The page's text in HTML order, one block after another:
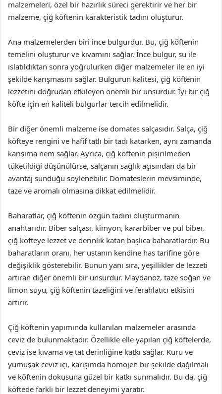
malzemeleri, özel bir hazırlık süreci gerektirir ve her bir
malzeme, çiğ köftenin karakteristik tadını oluşturur.
Ana malzemelerden biri ince bulgurdur. Bu, çiğ köftenin
temelini oluşturur ve kıvamını sağlar. İnce bulgur, su ile
ıslatıldıktan sonra yoğrulurken diğer malzemeler ile en iyi
şekilde karışmasını sağlar. Bulgurun kalitesi, çiğ köftenin
lezzetini doğrudan etkileyen önemli bir unsurdur. İyi bir çiğ
köfte için en kaliteli bulgurlar tercih edilmelidir.
Bir diğer önemli malzeme ise domates salçasıdır. Salça, çiğ
köfteye rengini ve hafif tatlı bir tadı katarken, aynı zamanda
karışıma nem sağlar. Ayrıca, çiğ köftenin pişirilmeden
tüketildiği düşünülürse, salçanın sağlık açısından da bir
avantaj sunduğu söylenebilir. Domateslerin mevsiminde,
taze ve aromalı olmasına dikkat edilmelidir.
Baharatlar, çiğ köftenin özgün tadını oluşturmanın
anahtarıdır. Biber salçası, kimyon, kararbiber ve pul biber,
çiğ köfteye lezzet ve derinlik katan başlıca baharatlardır. Bu
baharatların oranı, her ustanın kendine has tarifine göre
değişiklik gösterebilir. Bunun yanı sıra, yeşillikler de lezzeti
artıran diğer önemli bir unsurdur. Maydanoz, taze soğan ve
limon suyu, çiğ köftenin tazeliğini ve ferahlatıcı etkisini
artırır.
Çiğ köftenin yapımında kullanılan malzemeler arasında
ceviz de bulunmaktadır. Özellikle elle yapılan çiğ köftelerde,
ceviz ise kıvama ve tat derinliğine katkı sağlar. Kuru ve
yumuşak ceviz içi, karışımda homojen bir şekilde dağılmalı
ve köftenin dokusuna güzel bir katkı sunmalıdır. Bu da, çiğ
köftede farklı bir lezzet deneyimi yaratır.